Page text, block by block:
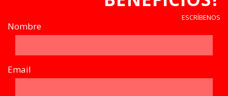
ESCRÍBENOS
Nombre
Email